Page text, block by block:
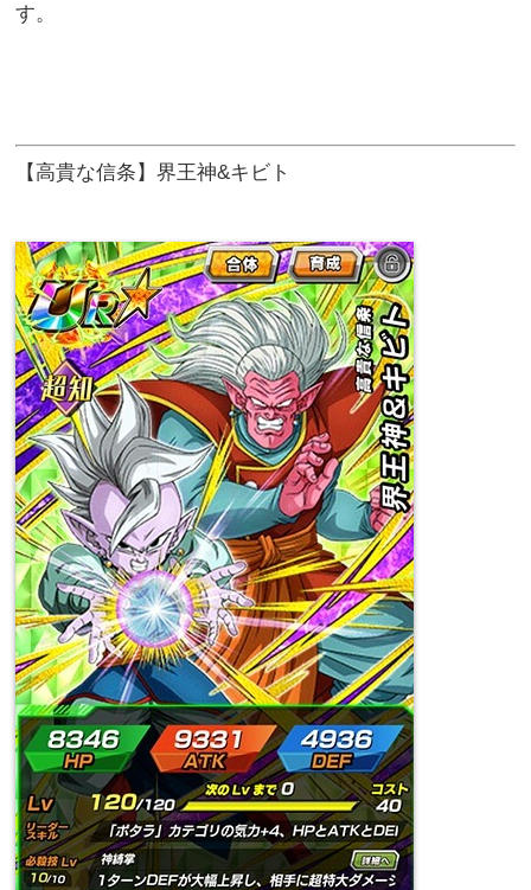
す。
【高貴な信条】界王神&キビト